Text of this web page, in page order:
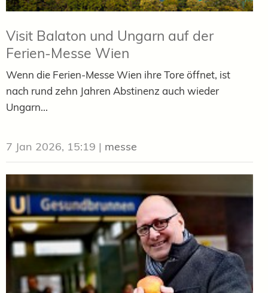
Visit Balaton und Ungarn auf der
Ferien-Messe Wien
Wenn die Ferien-Messe Wien ihre Tore öffnet, ist
nach rund zehn Jahren Abstinenz auch wieder
Ungarn...
7 Jan 2026, 15:19 | messe